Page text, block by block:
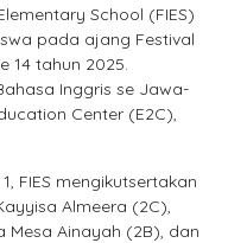
School (FIES)
pada ajang Festival
14 tahun 2025.
Inggris se Jawa-
Center (E2C),
FIES mengikutsertakan
Almeera (2C),
Mesa Ainayah (2B), dan